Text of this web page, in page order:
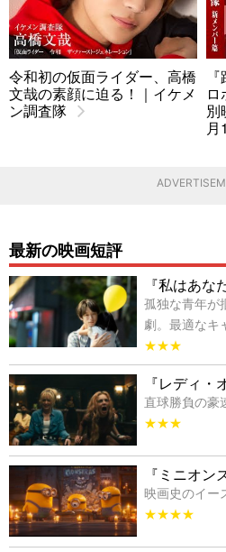
令和初の仮面ライダー、高橋
文哉の素顔に迫る！｜イケメ
ン調査隊
別
月
最新の映画短評
『私はあな
孤独な青年が
劇。最適なキ
★★★
『レディ・
直球勝負の豪
★★★
『ミニオン
映画史のイー
★★★★